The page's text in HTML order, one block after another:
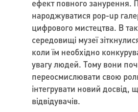
ефект повного занурення.
народжуватися pop-up
цифрового мистецтва. В
середовищі музеї
коли їм необхідно
увагу людей. Тому вони
переосмислювати свою
інтегрувати новий досвід,
відвідувачів.